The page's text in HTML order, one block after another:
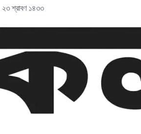
২৩ শ্রাবণ ১৪৩৩